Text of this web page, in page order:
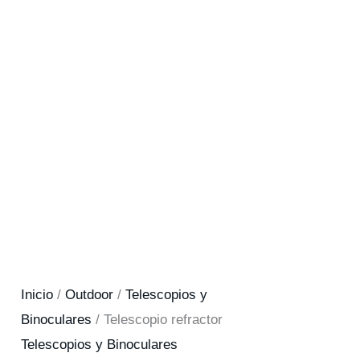
Inicio /Outdoor /Telescopios y
Binoculares / Telescopio refractor
Telescopios y Binoculares